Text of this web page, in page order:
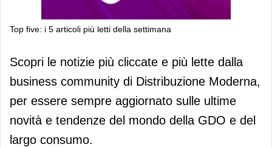
Top five: i 5 articoli più letti della settimana
Top five: i 5 articoli più letti della
settimana
Scopri le notizie più cliccate e più lette dalla
business community di Distribuzione Moderna,
per essere sempre aggiornato sulle ultime
novità e tendenze del mondo della GDO e del
largo consumo.